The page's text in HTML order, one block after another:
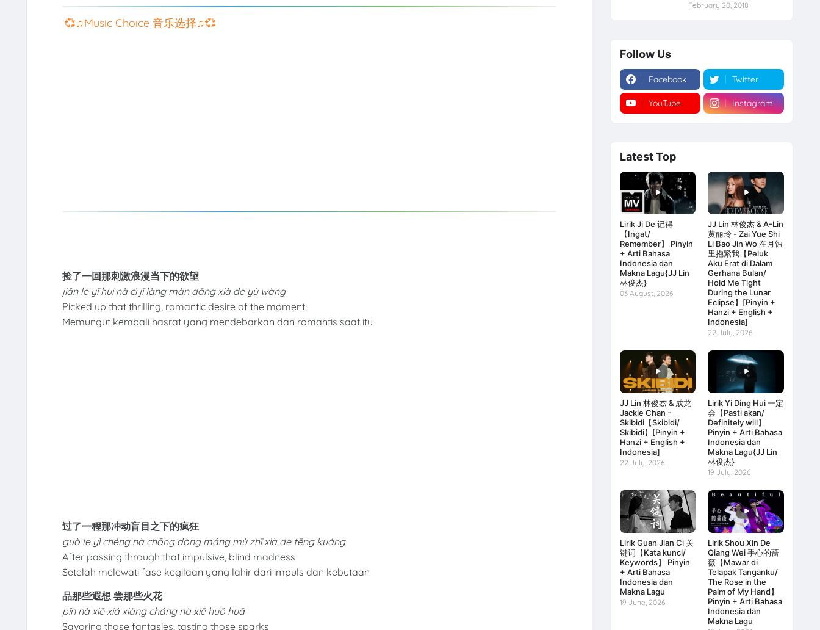
💞♫Music Choice 音乐选择♫💞
捡了一回那刺激浪漫当下的欲望
jiǎn le yī huí nà cì jī làng màn dāng xià de yù wàng
Picked up that thrilling, romantic desire of the moment
Memungut kembali hasrat yang mendebarkan dan romantis saat itu
过了一程那冲动盲目之下的疯狂
guò le yì chéng nà chōng dòng máng mù zhī xià de fēng kuáng
After passing through that impulsive, blind madness
Setelah melewati fase kegilaan yang lahir dari impuls dan kebutaan
品那些遐想 尝那些火花
pǐn nà xiē xiá xiǎng cháng nà xiē huǒ huā
Savoring those fantasies, tasting those sparks
February 20, 2018
Follow Us
Facebook Twitter
YouTube Instagram
Latest Top
Lirik Ji De 记得
【Ingat/
Remember】 Pinyin
+ Arti Bahasa
Indonesia dan
Makna Lagu{JJ Lin
林俊杰}
03 August, 2026
JJ Lin 林俊杰 & A-Lin
黄丽玲 - Zai Yue Shi
Li Bao Jin Wo 在月蚀
里抱紧我【Peluk
Aku Erat di Dalam
Gerhana Bulan/
Hold Me Tight
During the Lunar
Eclipse】[Pinyin +
Hanzi + English +
Indonesia]
22 July, 2026
JJ Lin 林俊杰 & 成龙
Jackie Chan -
Skibidi【Skibidi/
Skibidi】[Pinyin +
Hanzi + English +
Indonesia]
22 July, 2026
Lirik Yi Ding Hui 一定
会【Pasti akan/
Definitely will】
Pinyin + Arti Bahasa
Indonesia dan
Makna Lagu{JJ Lin
林俊杰}
19 July, 2026
Lirik Guan Jian Ci 关
键词【Kata kunci/
Keywords】 Pinyin
+ Arti Bahasa
Indonesia dan
Makna Lagu
19 June, 2026
Lirik Shou Xin De
Qiang Wei 手心的蔷
薇【Mawar di
Telapak Tanganku/
The Rose in the
Palm of My Hand】
Pinyin + Arti Bahasa
Indonesia dan
Makna Lagu